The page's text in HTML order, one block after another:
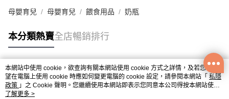
UNY 門市自取
母嬰育兒 母嬰育兒 餵食用品 奶瓶
本分類熱賣全店暢銷排行
熱門標籤
熱銷排行
本網站中使用 cookie，欲查詢有關本網站使用 cookie 方式之詳情，及若您不希
望在電腦上使用 cookie 時應如何變更電腦的 cookie 設定，請參閱本網站「 私隱
政策 」之 Cookie 聲明。您繼續使用本網站即表示您同意本公司得按本網站使用
條款之 Cookie 聲明使用 cookie。
了解更多 >